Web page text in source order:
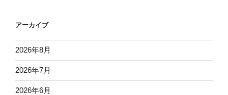
アーカイブ
2026年8月
2026年7月
2026年6月